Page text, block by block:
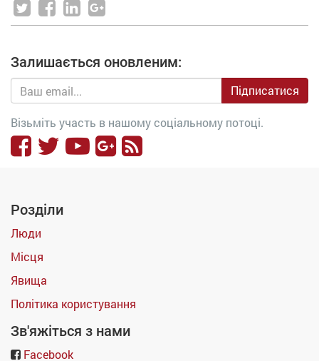
Залишається оновленим:
Підписатися
Візьміть участь в нашому соціальному потоці.
Розділи
Люди
Місця
Явища
Політика користування
Зв'яжіться з нами
Facebook